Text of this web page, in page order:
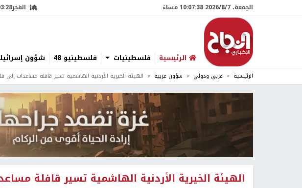
الجمعة، 7/‏8/‏2026 10:07:38 مساءً الفجر
الرئيسية فلسطينيات فلسطينيو 48 شؤون
الرئيسية عربي ودولي شؤون عربية الهيئة الخيرية الأردنية الهاشمية تسير قافلة مساعدات إلى
الهيئة الخيرية الأردنية الهاشمية تسير قافلة